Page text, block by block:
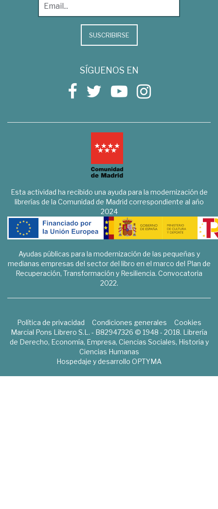
SUSCRIBIRSE
SÍGUENOS EN
Esta actividad ha recibido una ayuda para la modernización de
librerías de la Comunidad de Madrid correspondiente al año
2024
Ayudas públicas para la modernización de las pequeñas y
medianas empresas del sector del libro en el marco del Plan de
Recuperación, Transformación y Resiliencia. Convocatoria
2022.
Política de privacidad Condiciones generales
Cookies
Marcial Pons Librero S.L. - B82947326 © 1948 - 2018. Librería
de Derecho, Economía, Empresa, Ciencias Sociales, Historia y
Ciencias Humanas
Hospedaje y desarrollo OPTYMA